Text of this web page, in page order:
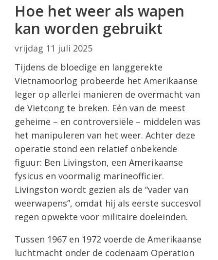
Hoe het weer als wapen
kan worden gebruikt
vrijdag 11 juli 2025
Tijdens de bloedige en langgerekte
Vietnamoorlog probeerde het Amerikaanse
leger op allerlei manieren de overmacht van
de Vietcong te breken. Eén van de meest
geheime – en controversiële – middelen was
het manipuleren van het weer. Achter deze
operatie stond een relatief onbekende
figuur: Ben Livingston, een Amerikaanse
fysicus en voormalig marineofficier.
Livingston wordt gezien als de “vader van
weerwapens”, omdat hij als eerste succesvol
regen opwekte voor militaire doeleinden.
Tussen 1967 en 1972 voerde de Amerikaanse
luchtmacht onder de codenaam Operation